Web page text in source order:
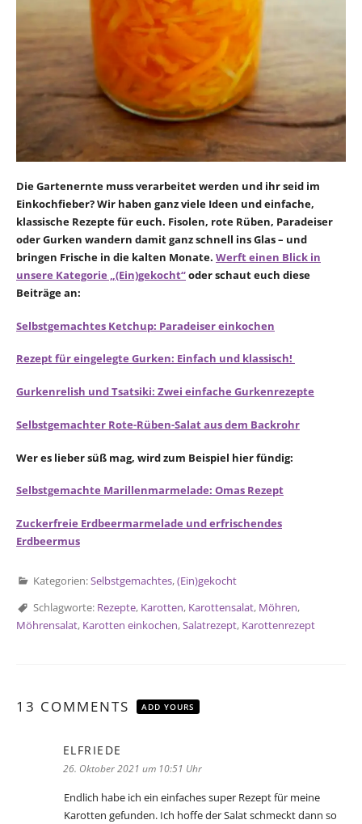
Die Gartenernte muss verarbeitet werden und ihr seid im
Einkochfieber? Wir haben ganz viele Ideen und einfache,
klassische Rezepte für euch. Fisolen, rote Rüben, Paradeiser
oder Gurken wandern damit ganz schnell ins Glas – und
bringen Frische in die kalten Monate. Werft einen Blick in
unsere Kategorie „(Ein)gekocht“oder schaut euch diese
Beiträge an:
Selbstgemachtes Ketchup: Paradeiser einkochen
Rezept für eingelegte Gurken: Einfach und klassisch!
Gurkenrelish und Tsatsiki: Zwei einfache Gurkenrezepte
Selbstgemachter Rote-Rüben-Salat aus dem Backrohr
Wer es lieber süß mag, wird zum Beispiel hier fündig:
Selbstgemachte Marillenmarmelade: Omas Rezept
Zuckerfreie Erdbeermarmelade und erfrischendes
Erdbeermus
Kategorien:Selbstgemachtes,(Ein)gekocht
Schlagworte: Rezepte, Karotten, Karottensalat, Möhren,
Möhrensalat, Karotten einkochen,Salatrezept, Karottenrezept
13 COMMENTS ADD YOURS
ELFRIEDE
26. Oktober 2021 um 10:51 Uhr
Endlich habe ich ein einfaches super Rezept für meine
Karotten gefunden. Ich hoffe der Salat schmeckt dann so